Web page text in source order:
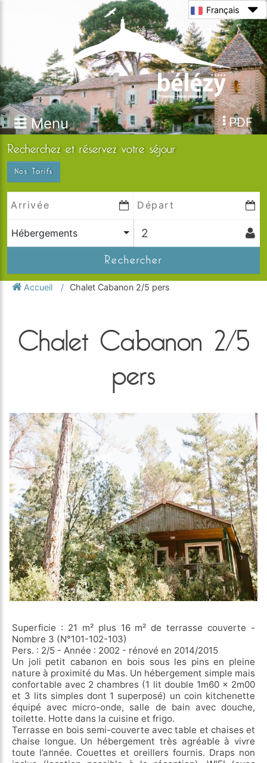
Menu PDF
Français
Recherchez et réservez votre séjour
Nos Tarifs
Hébergements
Rechercher
Accueil Chalet Cabanon 2/5 pers
Chalet Cabanon 2/5
pers
Superficie : 21 m² plus 16 m² de terrasse couverte -
Nombre 3 (N°101-102-103)
Pers. : 2/5 - Année : 2002 - rénové en 2014/2015
Un joli petit cabanon en bois sous les pins en pleine
nature à proximité du Mas. Un hébergement simple mais
confortable avec 2 chambres (1 lit double 1m60 x 2m00
et 3 lits simples dont 1 superposé) un coin kitchenette
équipé avec micro-onde, salle de bain avec douche,
toilette. Hotte dans la cuisine et frigo.
Terrasse en bois semi-couverte avec table et chaises et
chaise longue. Un hébergement très agréable à vivre
toute l’année. Couettes et oreillers fournis. Draps non